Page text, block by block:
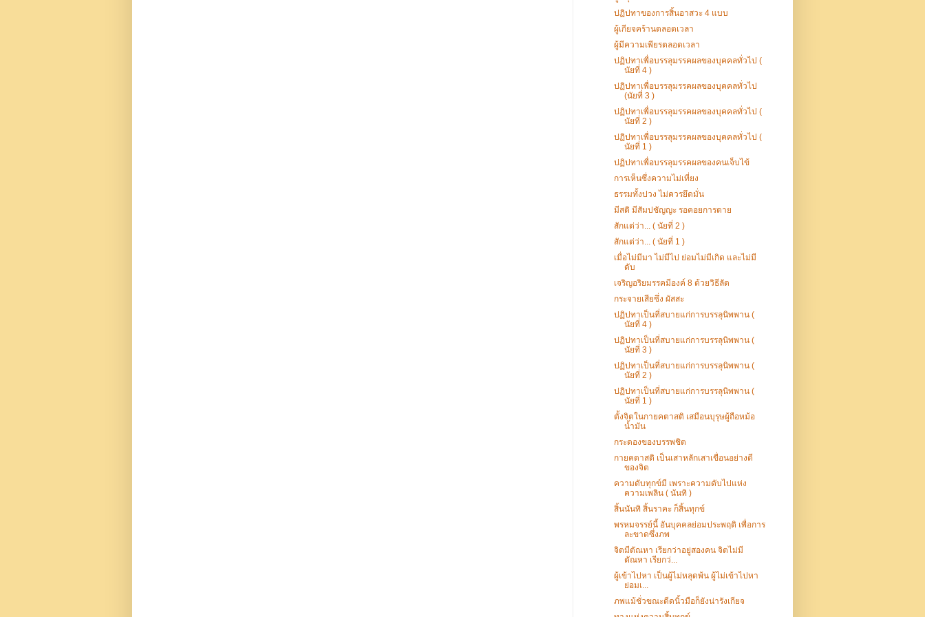
ปฏิปทาของการสิ้นอาสวะ 4 แบบ
ผู้เกียจคร้านตลอดเวลา
ผู้มีความเพียรตลอดเวลา
ปฏิปทาเพื่อบรรลุมรรคผลของบุคคลทั่วไป (
นัยที่ 4 )
ปฏิปทาเพื่อบรรลุมรรคผลของบุคคลทั่วไป
(นัยที่ 3 )
ปฏิปทาเพื่อบรรลุมรรคผลของบุคคลทั่วไป (
นัยที่ 2 )
ปฏิปทาเพื่อบรรลุมรรคผลของบุคคลทั่วไป (
นัยที่ 1 )
ปฏิปทาเพื่อบรรลุมรรคผลของคนเจ็บไข้
การเห็นซึ่งความไม่เที่ยง
ธรรมทั้งปวง ไม่ควรยึดมั่น
มีสติ มีสัมปชัญญะ รอคอยการตาย
สักแต่ว่า... ( นัยที่ 2 )
สักแต่ว่า... ( นัยที่ 1 )
เมื่อไม่มีมา ไม่มีไป ย่อมไม่มีเกิด และไม่มี
ดับ
เจริญอริยมรรคมีองค์ 8 ด้วยวิธีลัด
กระจายเสียซึ่ง ผัสสะ
ปฏิปทาเป็นที่สบายแก่การบรรลุนิพพาน (
นัยที่ 4 )
ปฏิปทาเป็นที่สบายแก่การบรรลุนิพพาน (
นัยที่ 3 )
ปฏิปทาเป็นที่สบายแก่การบรรลุนิพพาน (
นัยที่ 2 )
ปฏิปทาเป็นที่สบายแก่การบรรลุนิพพาน (
นัยที่ 1 )
ตั้งจิตในกายคตาสติ เสมือนบุรุษผู้ถือหม้อ
น้ำมัน
กระดองของบรรพชิต
กายคตาสติ เป็นเสาหลักเสาเขื่อนอย่างดี
ของจิต
ความดับทุกข์มี เพราะความดับไปแห่ง
ความเพลิน ( นันทิ )
สิ้นนันทิ สิ้นราคะ ก็สิ้นทุกข์
พรหมจรรย์นี้ อันบุคคลย่อมประพฤติ เพื่อการ
ละขาดซึ่งภพ
จิตมีตัณหา เรียกว่าอยู่สองคน จิตไม่มี
ตัณหา เรียกว่...
ผู้เข้าไปหา เป็นผู้ไม่หลุดพ้น ผู้ไม่เข้าไปหา
ย่อมเ...
ภพแม้ชั่วขณะดีดนิ้วมือก็ยังน่ารังเกียจ